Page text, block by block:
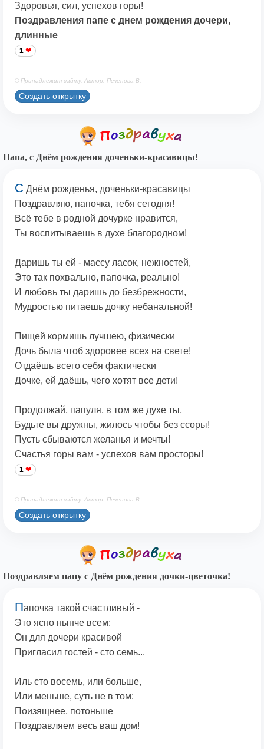
Здоровья, сил, успехов горы!
Поздравления папе с днем рождения дочери,
длинные
1
© Принадлежит сайту. Автор: Печенова В.
Создать открытку
Папа, с Днём рождения доченьки-красавицы!
С Днём рожденья, доченьки-красавицы
Поздравляю, папочка, тебя сегодня!
Всё тебе в родной дочурке нравится,
Ты воспитываешь в духе благородном!
Даришь ты ей - массу ласок, нежностей,
Это так похвально, папочка, реально!
И любовь ты даришь до безбрежности,
Мудростью питаешь дочку небанальной!
Пищей кормишь лучшею, физически
Дочь была чтоб здоровее всех на свете!
Отдаёшь всего себя фактически
Дочке, ей даёшь, чего хотят все дети!
Продолжай, папуля, в том же духе ты,
Будьте вы дружны, жилось чтобы без ссоры!
Пусть сбываются желанья и мечты!
Счастья горы вам - успехов вам просторы!
1
© Принадлежит сайту. Автор: Печенова В.
Создать открытку
Поздравляем папу с Днём рождения дочки-цветочка!
Папочка такой счастливый -
Это ясно нынче всем:
Он для дочери красивой
Пригласил гостей - сто семь...
Иль сто восемь, или больше,
Или меньше, суть не в том:
Поизящнее, потоньше
Поздравляем весь ваш дом!